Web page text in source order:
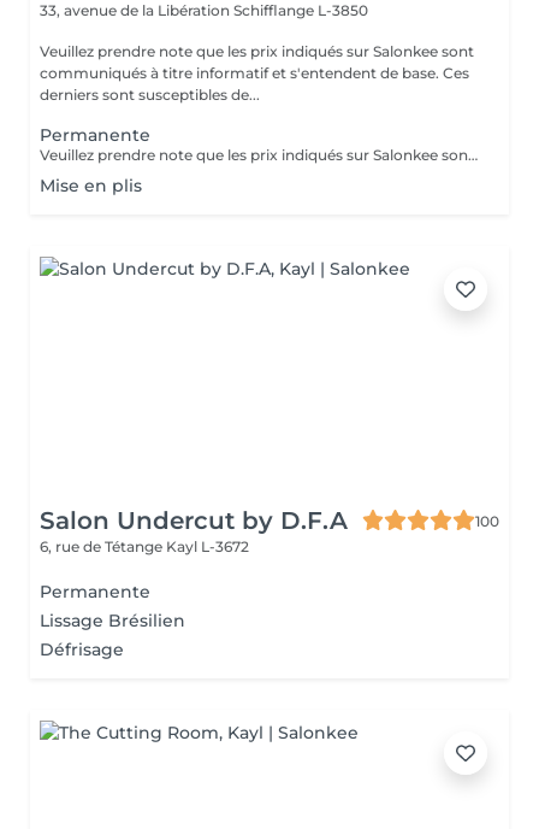
33, avenue de la Libération Schifflange L-3850
Veuillez prendre note que les prix indiqués sur Salonkee sont
communiqués à titre informatif et s'entendent de base. Ces
derniers sont susceptibles de...
Permanente
Veuillez prendre note que les prix indiqués sur Salonkee sont communiqués à titre informatif et s'entendent de base. Ces derniers sont susceptibles de varier selon le diagnostic réalisé à votre arrivée au salon et l'expertise du professionnel à qui vous confiez votre beauté. Dans tous les cas, un devis précis vous sera proposé et toutes réalisations de prestations seront effectuées avec votre accord. Un grand merci d'avance pour votre compréhension. Au plaisir de vous revoir très vite.
Mise en plis
Salon Undercut by D.F.A
100
6, rue de Tétange Kayl L-3672
Permanente
Lissage Brésilien
Défrisage